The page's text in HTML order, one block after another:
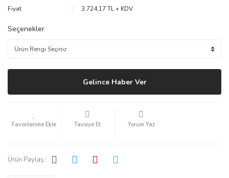
Fiyat
3.724,17 TL + KDV
Seçenekler
Gelince Haber Ver
Tavsiye Et Yorum Yaz
Ürün Paylaş :